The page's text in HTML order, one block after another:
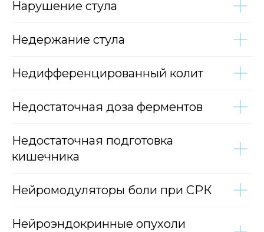
Нарушение стула
Недержание стула
Недифференцированный колит
Недостаточная доза ферментов
Недостаточная подготовка
кишечника
Нейромодуляторы боли при СРК
Нейроэндокринные опухоли